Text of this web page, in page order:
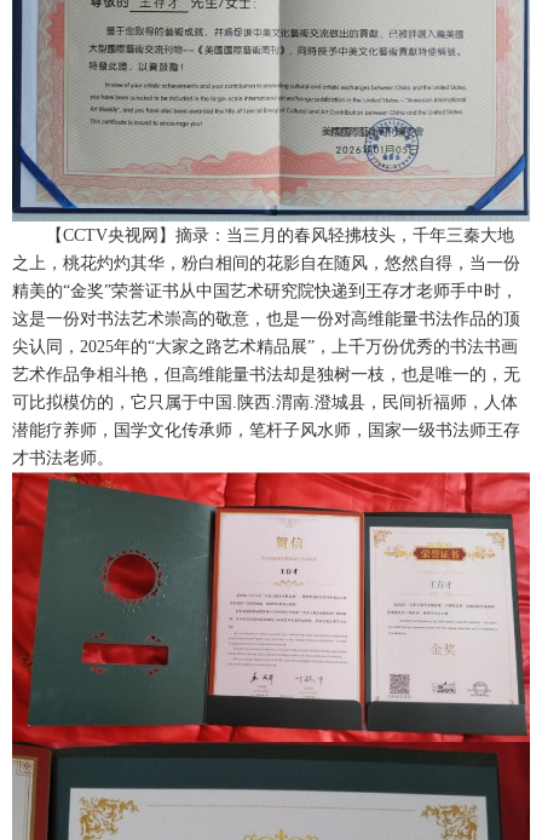
【CCTV央视网 】摘录：当三月的春风轻拂枝头，千年三秦大地
之上，桃花灼灼其华，粉白相间的花影自在随风，悠然自得，当一份
精美的“金奖”荣誉证书从中国艺术研究院快递到王存才老师手中时，
这是一份对书法艺术崇高的敬意，也是一份对高维能量书法作品的顶
尖认同，2025年的“大家之路艺术精品展”，上千万份优秀的书法书画
艺术作品争相斗艳，但高维能量书法却是独树一枝，也是唯一的，无
可比拟模仿的，它只属于中国.陕西.渭南.澄城县，民间祈福师，人体
潜能疗养师，国学文化传承师，笔杆子风水师，国家一级书法师王存
才书法老师。